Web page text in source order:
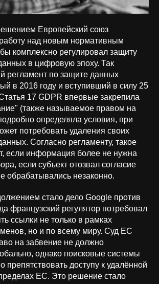
Европейский союз
над новым нормативным
комплексно регулировал защиту
в цифровую эпоху. Так
регламент по защите данных
в 2016 году и вступивший в силу 25
17 GDPR впервые закрепила
(также называемое правом на
определяла условия, при
потребовать удаления своих
Согласно регламенту, такое
если информация более не нужна
если субъект отозвал согласие
обрабатывались незаконно.
стало дело Google против
французский регулятор потребовал
ссылки не только в рамках
но и по всему миру. Суд ЕС
на забвение не должно
однако поисковые системы
препятствовать доступу к удалённой
ЕС. Это решение стало